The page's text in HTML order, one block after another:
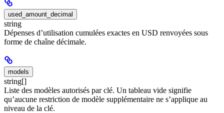
used_amount_decimal
string
Dépenses d’utilisation cumulées exactes en USD renvoyées sous
forme de chaîne décimale.
models
string[]
Liste des modèles autorisés par clé. Un tableau vide signifie
qu’aucune restriction de modèle supplémentaire ne s’applique au
niveau de la clé.